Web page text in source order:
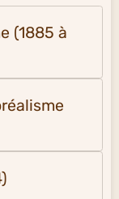
(1885 à